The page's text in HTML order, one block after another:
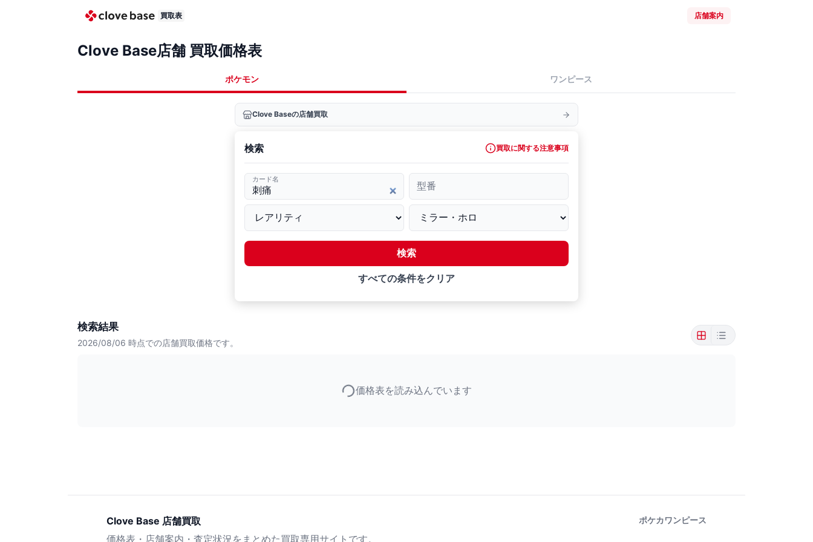
買取表 店舗案内
Clove Base店舗 買取価格表
ポケモン ワンピース
Clove Baseの店舗買取
検索 買取に関する注意事項
カード名
型番
検索
すべての条件をクリア
検索結果
2026/08/06 時点での店舗買取価格です。
価格表を読み込んでいます
Clove Base 店舗買取
価格表・店舗案内・査定状況をまとめた買取専用サイトです。
ポケカワンピース